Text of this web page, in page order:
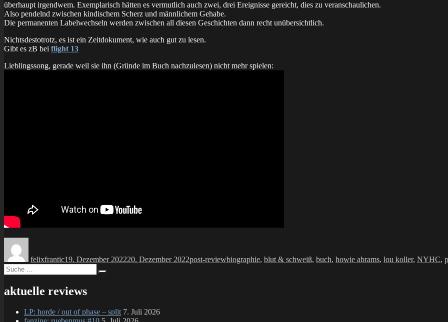
überhaupt irgendwem. Exemplarisch hätten es vermutlich auch zwei, drei Ereignisse gereicht, dies zu veranschaulichen.
Also pendelnd zwischen kindischem Scherz und männlichem Gehabe.
Die permanenten Labelwechseln werden zwischen all diesen Geschichten dann recht unübersichtlich.
Nichtsdestotrotz, es ist ein Zeitdokument, wie auch gut zu lesen.
Gibt es zB bei flight 13
Lieblingssong, gerade weil sie ihn (Gründe im Buch nachzulesen) nicht mehr spielen:
felixfrantic19. Dezember 202220. Dezember 2022post-reviewbiographie, blut & schweiß, buch, howie abrams, lou koller, NYHC,
Suche
nach:
Suchen
aktuelle reviews
LP: horde / out of phase – split 7. Juli 2026